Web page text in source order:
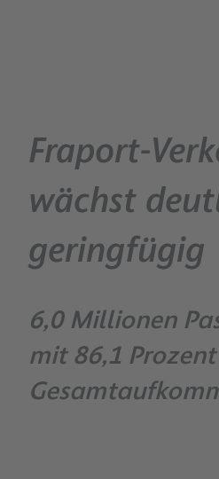
Fraport-
wächst
geringfügig
6,0 Millionen
mit 86,1